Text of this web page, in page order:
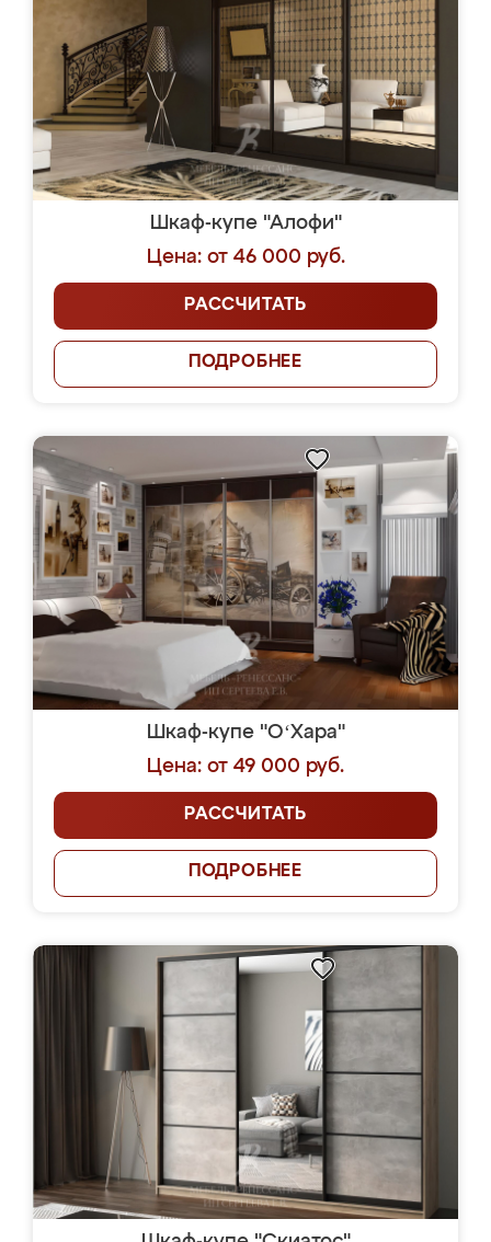
Шкаф-купе "Алофи"
Цена: от 46 000 руб.
РАССЧИТАТЬ
ПОДРОБНЕЕ
Шкаф-купе "OʻХара"
Цена: от 49 000 руб.
РАССЧИТАТЬ
ПОДРОБНЕЕ